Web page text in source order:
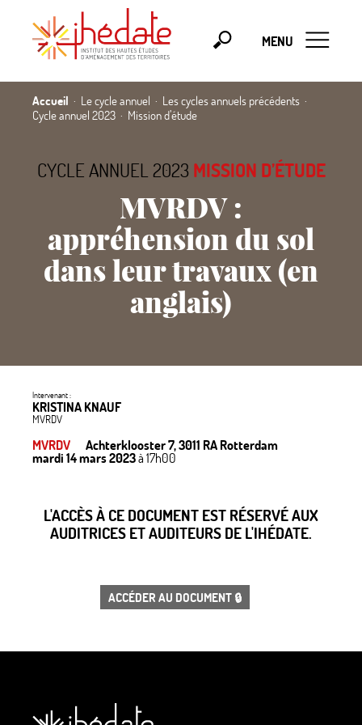
MENU
Accueil Le cycle annuel
Les cycles annuels précédents
Cycle annuel 2023
Mission d’étude
CYCLE ANNUEL 2023 MISSION D’ÉTUDE
MVRDV :
appréhension du sol
dans leur travaux (en
anglais)
Intervenant :
KRISTINA KNAUF
MVRDV
MVRDV Achterklooster 7, 3011 RA Rotterdam
mardi 14 mars 2023à 17h00
L'ACCÈS À CE DOCUMENT EST RÉSERVÉ AUX
AUDITRICES ET AUDITEURS DE L'IHÉDATE.
ACCÉDER AU DOCUMENT 🔒